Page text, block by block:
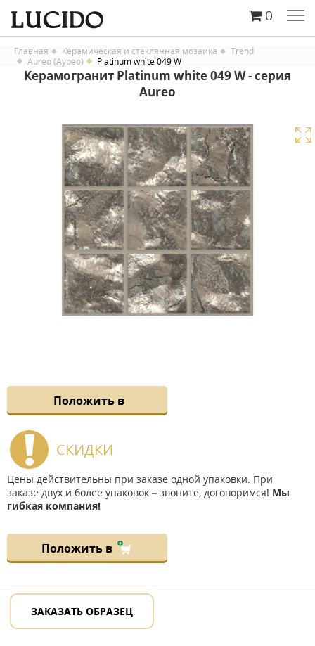
0
Главная Керамическая и стеклянная мозаика
Trend
Aureo (Аурео)
Platinum white 049 W
Керамогранит Platinum white 049 W - серия
Aureo
Положить в
СКИДКИ
Цены действительны при заказе одной упаковки. При
заказе двух и более упаковок – звоните, договоримся! Мы
гибкая компания!
Положить в
ЗАКАЗАТЬ ОБРАЗЕЦ